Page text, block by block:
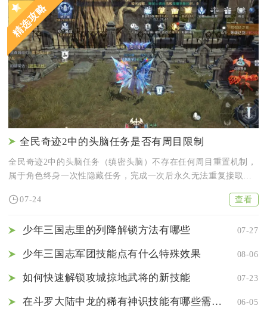
精选攻略
全民奇迹2中的头脑任务是否有周目限制
全民奇迹2中的头脑任务（缜密头脑）不存在任何周目重置机制，
属于角色终身一次性隐藏任务，完成一次后永久无法重复接取，
07-24
查看
少年三国志里的列降解锁方法有哪些 07-27
少年三国志军团技能点有什么特殊效果 08-06
如何快速解锁攻城掠地武将的新技能 07-23
在斗罗大陆中龙的稀有神识技能有哪些需要注意的地方 06-05